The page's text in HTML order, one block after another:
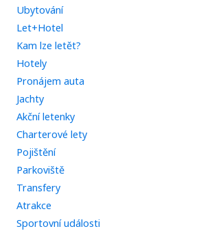
Ubytování
Let+Hotel
Kam lze letět?
Hotely
Pronájem auta
Jachty
Akční letenky
Charterové lety
Pojištění
Parkoviště
Transfery
Atrakce
Sportovní události